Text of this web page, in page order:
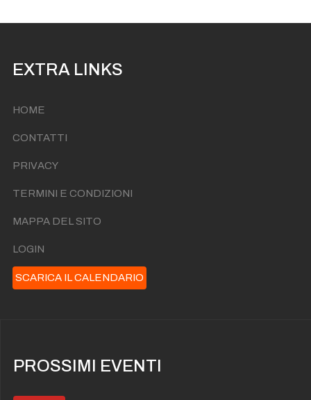
EXTRA LINKS
HOME
CONTATTI
PRIVACY
TERMINI E CONDIZIONI
MAPPA DEL SITO
LOGIN
SCARICA IL CALENDARIO
PROSSIMI EVENTI